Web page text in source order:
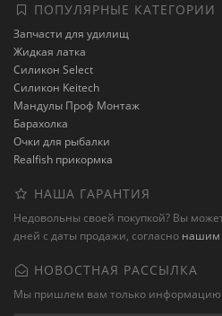
ПОПУЛЯРНЫЕ КАТЕГОРИИ
Запчасти для удилищ
Жидкая латка
Силикон Select
Силикон Keitech
Мандулы Проф Монтаж
Барахолка
Очки для рыбалки
Realfish прикормка
НАША ГАРАНТИЯ
Недовольны своей покупкой? Вы
дней с даты продажи, согласно нашим
НОВОСТНАЯ РАССЫЛКА
Мы пришлем вам только информацию